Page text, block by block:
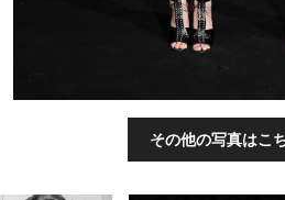
その他の写真はこ